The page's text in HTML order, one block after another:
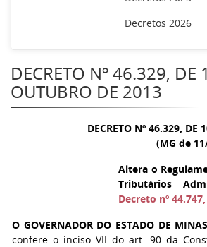
Decretos 2026
DECRETO Nº 46.329, DE
OUTUBRO DE 2013
DECRETO Nº 46.329, DE
(MG de
Altera o
Tributários
Decreto nº
O GOVERNADOR DO ESTADO DE
confere o inciso VII do art. 90 da